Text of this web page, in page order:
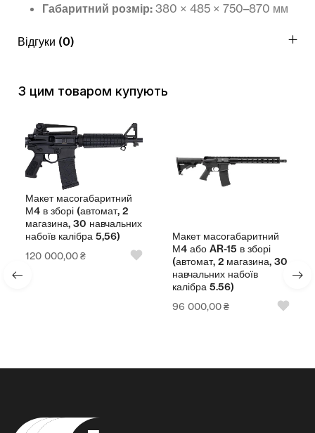
Габаритний розмір: 380 × 485 × 750–870 мм
Відгуки (0)
З цим товаром купують
2
Макет масогабаритний
М4 або AR-15 в зборі
(автомат, 2 магазина, 30
набоїв калібра 5.45)
96 000,00 ₴